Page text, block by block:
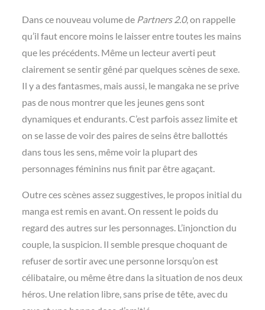
Dans ce nouveau volume de Partners 2.0, on rappelle
qu’il faut encore moins le laisser entre toutes les mains
que les précédents. Même un lecteur averti peut
clairement se sentir gêné par quelques scènes de sexe.
Il y a des fantasmes, mais aussi, le mangaka ne se prive
pas de nous montrer que les jeunes gens sont
dynamiques et endurants. C’est parfois assez limite et
on se lasse de voir des paires de seins être ballottés
dans tous les sens, même voir la plupart des
personnages féminins nus finit par être agaçant.
Outre ces scènes assez suggestives, le propos initial du
manga est remis en avant. On ressent le poids du
regard des autres sur les personnages. L’injonction du
couple, la suspicion. Il semble presque choquant de
refuser de sortir avec une personne lorsqu’on est
célibataire, ou même être dans la situation de nos deux
héros. Une relation libre, sans prise de tête, avec du